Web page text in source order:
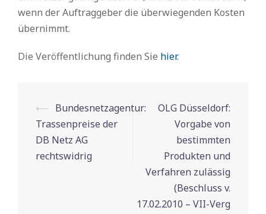
wenn der Auftraggeber die überwiegenden Kosten
übernimmt.
Die Veröffentlichung finden Sie hier.
Beitrags-
Navigation
⟵ Bundesnetzagentur:
Trassenpreise der
DB Netz AG
rechtswidrig
OLG Düsseldorf:
Vorgabe von
bestimmten
Produkten und
Verfahren zulässig
(Beschluss v.
17.02.2010 – VII-Verg